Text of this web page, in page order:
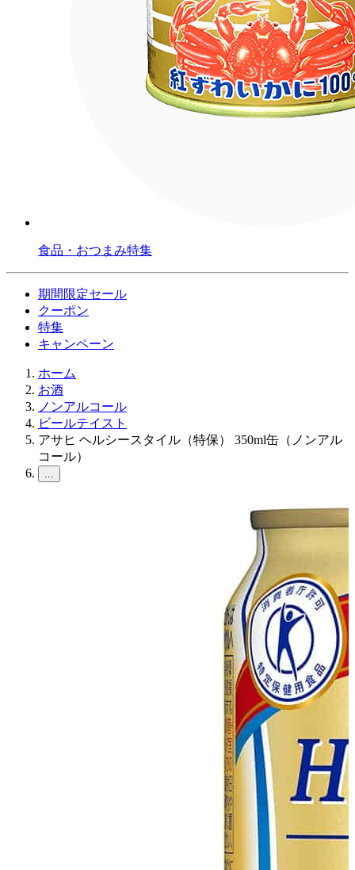
食品・おつまみ特集
期間限定セール
クーポン
特集
キャンペーン
ホーム
お酒
ノンアルコール
ビールテイスト
アサヒ ヘルシースタイル（特保） 350ml缶（ノンアル
コール）
...